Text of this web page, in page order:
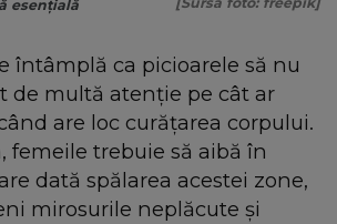
esențială
întâmplă ca picioarele să nu
de multă atenție pe cât ar
are loc curățarea corpului.
femeile trebuie să aibă în
dată spălarea acestei zone,
mirosurile neplăcute și